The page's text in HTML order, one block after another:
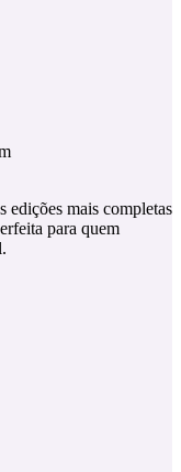
edições mais completas
para quem